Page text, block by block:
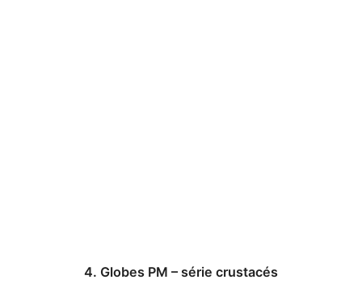
4. Globes PM – série crustacés